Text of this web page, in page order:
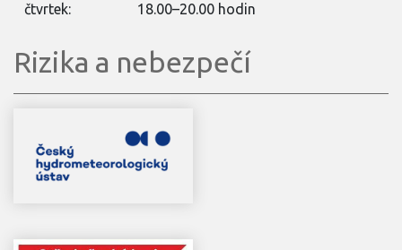
čtvrtek: 18.00–20.00 hodin
Rizika a nebezpečí